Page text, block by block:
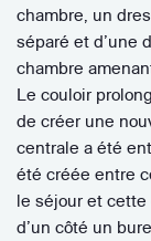
chambre, un
séparé et d’une
chambre
Le couloir
de créer une
centrale a été
été créée entre
le séjour et
d’un côté un